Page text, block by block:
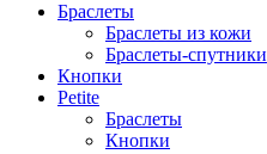
Браслеты
Браслеты из кожи
Браслеты-спутники
Кнопки
Petite
Браслеты
Кнопки